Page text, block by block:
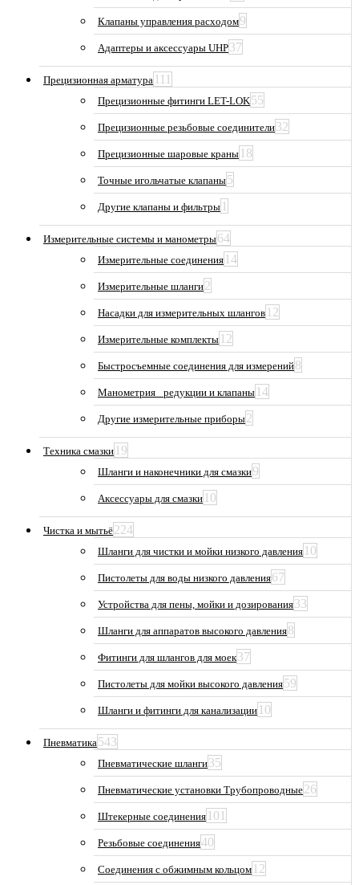
Клапаны управления расходом9
Адаптеры и аксессуары UHP37
Прецизионная арматура 111
Прецизионные фитинги LET-LOK55
Прецизионные резьбовые соединители32
Прецизионные шаровые краны 18
Точные игольчатые клапаны5
Другие клапаны и фильтры 1
Измерительные системы и манометры64
Измерительные соединения 14
Измерительные шланги2
Насадки для измерительных шлангов 12
Измерительные комплекты 12
Быстросъемные соединения для измерений8
Манометрия_ редукции и клапаны 14
Другие измерительные приборы2
Техника смазки 19
Шланги и наконечники для смазки9
Аксессуары для смазки 10
Чистка и мытьё224
Шланги для чистки и мойки низкого давления 10
Пистолеты для воды низкого давления67
Устройства для пены, мойки и дозирования33
Шланги для аппаратов высокого давления8
Фитинги для шлангов для моек37
Пистолеты для мойки высокого давления59
Шланги и фитинги для канализации 10
Пневматика543
Пневматические шланги35
Пневматические установки Трубопроводные26
Штекерные соединения 101
Резьбовые соединения40
Соединения с обжимным кольцом 12